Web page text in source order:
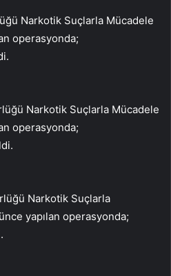
Narkotik Suçlarla Mücadele
operasyonda;
Narkotik Suçlarla Mücadele
operasyonda;
Narkotik Suçlarla
yapılan operasyonda;